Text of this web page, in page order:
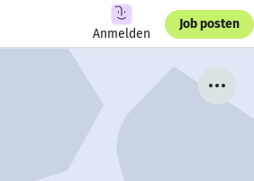
Anmelden
Job posten